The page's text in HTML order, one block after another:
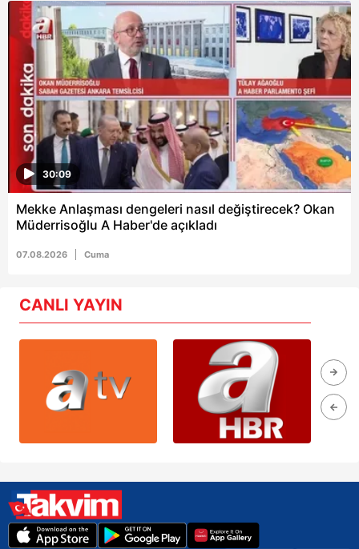
30:09
Mekke Anlaşması dengeleri nasıl değiştirecek? Okan
Müderrisoğlu A Haber'de açıkladı
07.08.2026 Cuma
CANLI YAYIN